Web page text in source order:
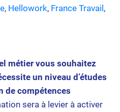
, Hellowork, France Travail,
métier vous souhaitez
un niveau d’études
de compétences
sera à levier à activer